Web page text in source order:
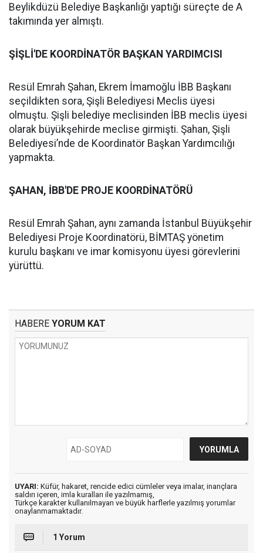
Beylikdüzü Belediye Başkanlığı yaptığı süreçte de A
takımında yer almıştı.
ŞİŞLİ'DE KOORDİNATÖR BAŞKAN YARDIMCISI
Resül Emrah Şahan, Ekrem İmamoğlu İBB Başkanı
seçildikten sora, Şişli Belediyesi Meclis üyesi
olmuştu. Şişli belediye meclisinden İBB meclis üyesi
olarak büyükşehirde meclise girmişti. Şahan, Şişli
Belediyesi’nde de Koordinatör Başkan Yardımcılığı
yapmakta.
ŞAHAN, İBB'DE PROJE KOORDİNATÖRÜ
Resül Emrah Şahan, aynı zamanda İstanbul Büyükşehir
Belediyesi Proje Koordinatörü, BİMTAŞ yönetim
kurulu başkanı ve imar komisyonu üyesi görevlerini
yürüttü.
HABERE YORUM KAT
UYARI: Küfür, hakaret, rencide edici cümleler veya imalar, inançlara
saldırı içeren, imla kuralları ile yazılmamış,
Türkçe karakter kullanılmayan ve büyük harflerle yazılmış yorumlar
onaylanmamaktadır.
1 Yorum